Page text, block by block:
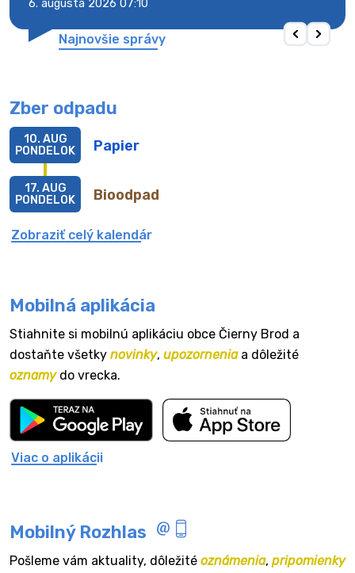
6. augusta 2026 07:10
Najnovšie správy
Zber odpadu
Papier
10. AUG
PONDELOK
Bioodpad
17. AUG
PONDELOK
Zobraziť celý kalendár
Mobilná aplikácia
Stiahnite si mobilnú aplikáciu obce Čierny Brod a
dostaňte všetky novinky, upozorneniaa dôležité
oznamydo vrecka.
Viac o aplikácii
Mobilný Rozhlas
Pošleme vám aktuality, dôležité oznámenia, pripomienky